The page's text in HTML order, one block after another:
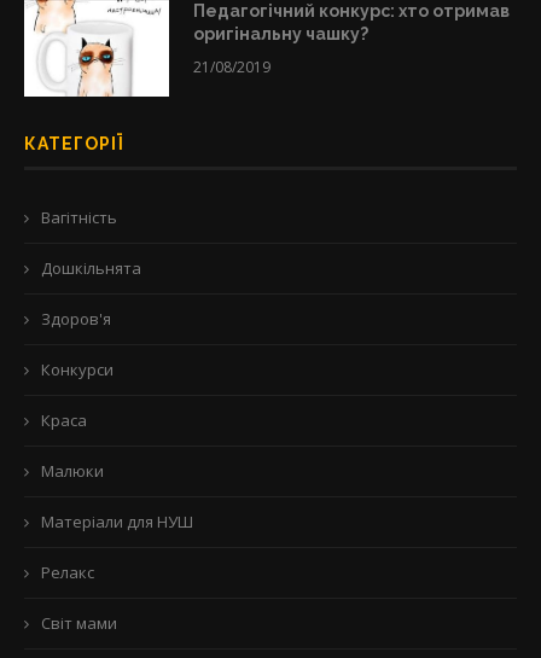
Педагогічний конкурс: хто отримав
оригінальну чашку?
21/08/2019
КАТЕГОРІЇ
Вагітність
Дошкільнята
Здоров'я
Конкурси
Краса
Малюки
Матеріали для НУШ
Релакс
Світ мами